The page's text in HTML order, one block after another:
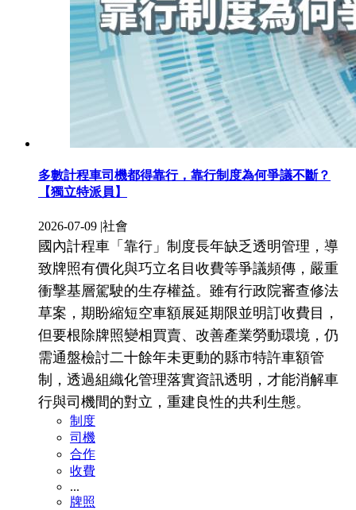
多數計程車司機都得靠行，靠行制度為何爭議不斷？
【獨立特派員】
2026-07-09 |社會
國內計程車「靠行」制度長年缺乏透明管理，導
致牌照有價化與巧立名目收費等爭議頻傳，嚴重
衝擊基層駕駛的生存權益。雖有行政院審查修法
草案，期盼縮短空車額展延期限並明訂收費目，
但要根除牌照變相買賣、改善產業勞動環境，仍
需通盤檢討二十餘年未更動的縣市特許車額管
制，透過組織化管理落實資訊透明，才能消解車
行與司機間的對立，重建良性的共利生態。
制度
司機
合作
收費
...
牌照